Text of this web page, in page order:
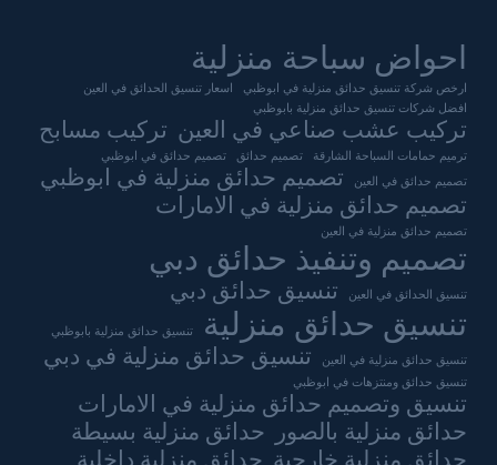
احواض سباحة منزلية
ارخص شركة تنسيق حدائق منزلية في ابوظبي
اسعار تنسيق الحدائق في العين
افضل شركات تنسيق حدائق منزلية بابوظبي
تركيب عشب صناعي في العين تركيب مسابح
ترميم حمامات السباحة الشارقة تصميم حدائق تصميم حدائق في ابوظبي
تصميم حدائق في العين
تصميم حدائق منزلية في ابوظبي
تصميم حدائق منزلية في الامارات
تصميم حدائق منزلية في العين
تصميم وتنفيذ حدائق دبي
تنسيق الحدائق في العين تنسيق حدائق دبي
تنسيق حدائق منزلية تنسيق حدائق منزلية بابوظبي
تنسيق حدائق منزلية في العين تنسيق حدائق منزلية في دبي
تنسيق حدائق ومنتزهات في ابوظبي
تنسيق وتصميم حدائق منزلية في الامارات
حدائق منزلية بالصور
حدائق منزلية بسيطة
حدائق منزلية خارجية حدائق منزلية داخلية